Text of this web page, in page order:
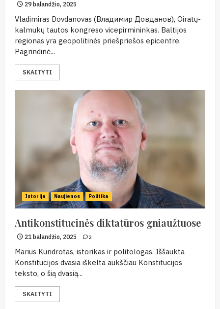
29 balandžio, 2025
Vladimiras Dovdanovas (Владимир Довданов), Oiratų-
kalmukų tautos kongreso vicepirmininkas. Baltijos
regionas yra geopolitinės priešpriešos epicentre.
Pagrindinė...
SKAITYTI
Istorija Naujienos Politika
Antikonstitucinės diktatūros gniaužtuose
21 balandžio, 2025 2
Marius Kundrotas, istorikas ir politologas. Iššaukta
Konstitucijos dvasia iškelta aukščiau Konstitucijos
teksto, o šią dvasią...
SKAITYTI